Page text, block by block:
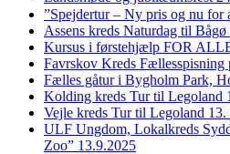
”Spejdertur – Ny pris og nu for
Assens kreds Naturdag til Bågø
Kursus i førstehjælp FOR
Favrskov Kreds Fællesspisning
Fælles gåtur i Bygholm Park,
Kolding kreds Tur til Legoland
Vejle kreds Tur til Legoland 13.
ULF Ungdom, Lokalkreds
Zoo” 13.9.2025